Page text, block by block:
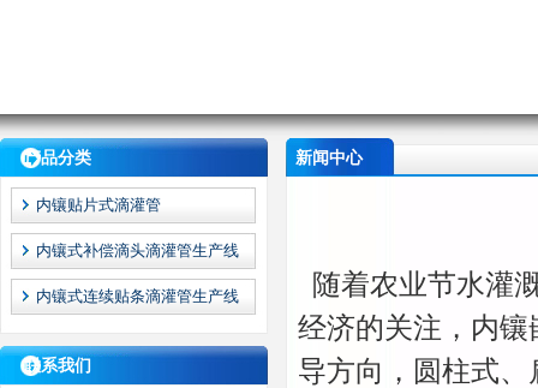
产品分类
内镶贴片式滴灌管
内镶式补偿滴头滴灌管生产线
内镶式连续贴条滴灌管生产线
联系我们
新闻中心
随着农业节水灌
经济的关注，内
导方向，圆柱式